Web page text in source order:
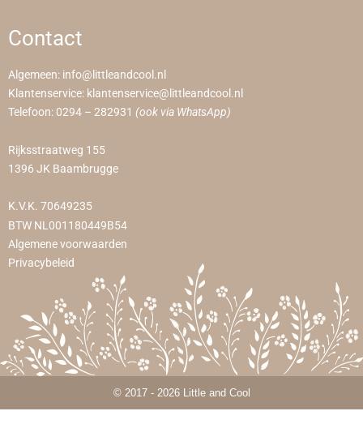
Contact
Algemeen: info@littleandcool.nl
Klantenservice: klantenservice@littleandcool.nl
Telefoon: 0294 – 282931 (ook via WhatsApp)
Rijksstraatweg 155
1396 JK Baambrugge
K.V.K. 70649235
BTW NL001180449B54
Algemene voorwaarden
Privacybeleid
© 2017 - 2026 Little and Cool